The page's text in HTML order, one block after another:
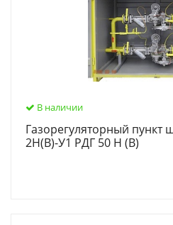
В наличии
Газорегуляторный
2Н(В)-У1 РДГ 50 Н (В)